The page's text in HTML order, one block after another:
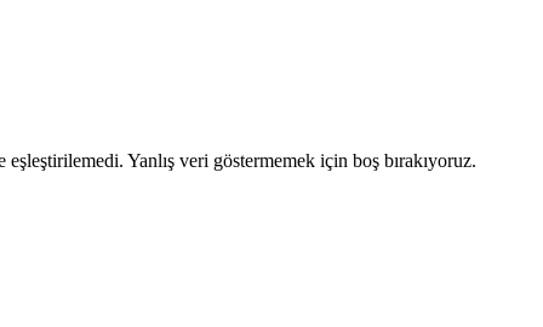
Yanlış veri göstermemek için boş bırakıyoruz.